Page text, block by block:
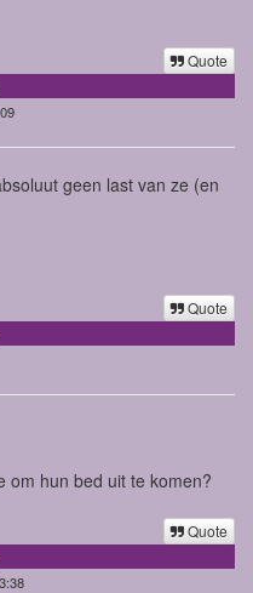
Quote
geen last van ze (en
Quote
om hun bed uit te komen?
Quote